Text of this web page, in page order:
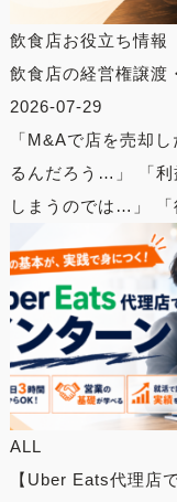
飲食店お役立ち情報
飲食店の経営権譲渡
2026-07-29
「M&Aで店を売却
るんだろう…」 「利
しまうのでは…」 「
ALL
【Uber Eats代理店